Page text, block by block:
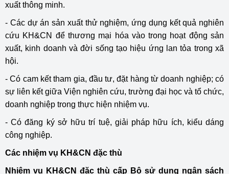
xuất thông minh.
- Các dự án sản xuất thử nghiệm, ứng dụng kết quả nghiên
cứu KH&CN để thương mại hóa vào trong hoạt động sản
xuất, kinh doanh và đời sống tạo hiệu ứng lan tỏa trong xã
hội.
- Có cam kết tham gia, đầu tư, đặt hàng từ doanh nghiệp; có
sự liên kết giữa Viện nghiên cứu, trường đại học và tổ chức,
doanh nghiệp trong thực hiện nhiệm vụ.
- Có đăng ký sở hữu trí tuệ, giải pháp hữu ích, kiểu dáng
công nghiệp.
Các nhiệm vụ KH&CN đặc thù
Nhiệm vụ KH&CN đặc thù cấp Bộ sử dụng ngân sách